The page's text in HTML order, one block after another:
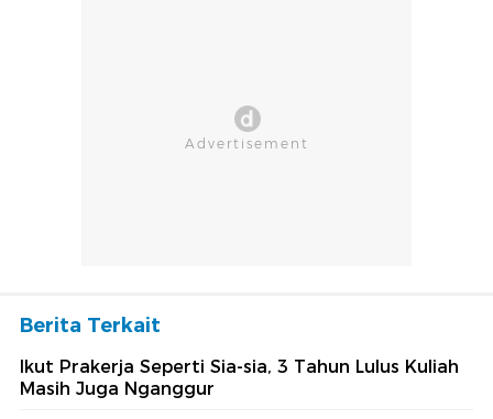
Berita Terkait
Ikut Prakerja Seperti Sia-sia, 3 Tahun Lulus Kuliah
Masih Juga Nganggur